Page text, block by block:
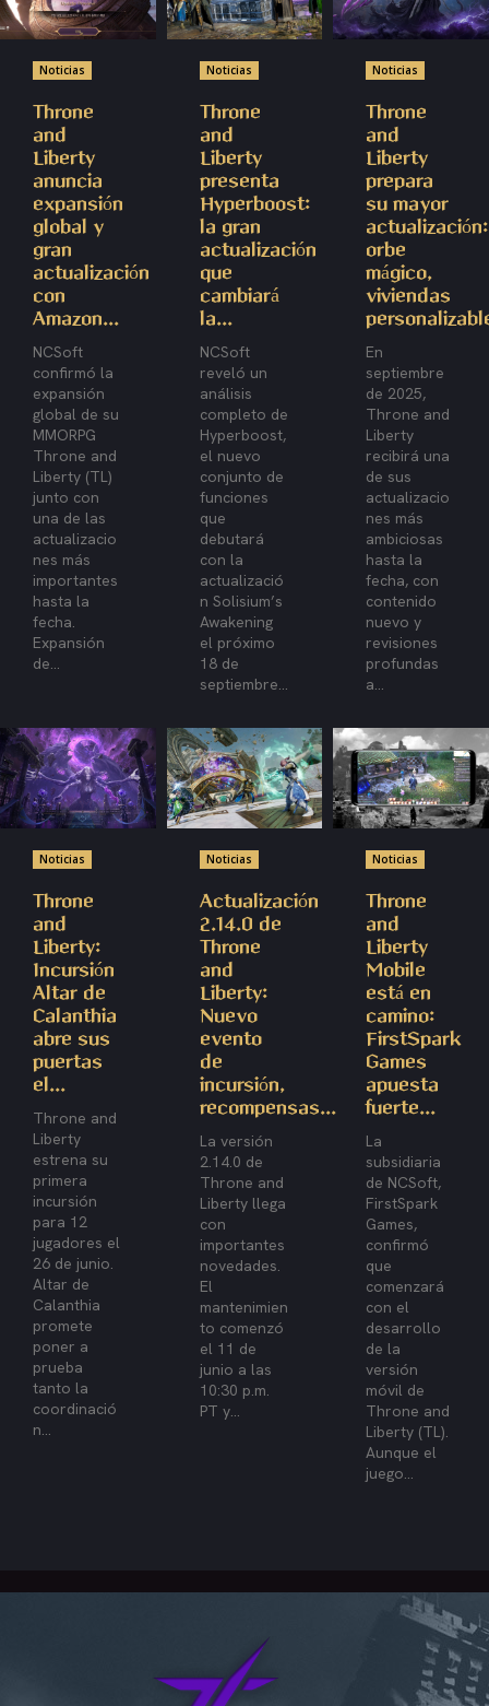
Noticias
Throne
and
Liberty
anuncia
expansión
global y
gran
actualización
con
Amazon...
NCSoft
confirmó la
expansión
global de su
MMORPG
Throne and
Liberty (TL)
junto con
una de las
actualizacio
nes más
importantes
hasta la
fecha.
Expansión
de...
Noticias
Throne
and
Liberty
presenta
Hyperboost:
la gran
actualización
que
cambiará
la...
NCSoft
reveló un
análisis
completo de
Hyperboost,
el nuevo
conjunto de
funciones
que
debutará
con la
actualizació
n Solisium’s
Awakening
el próximo
18 de
septiembre...
Noticias
Throne
and
Liberty
prepara
su mayor
actualización:
orbe
mágico,
viviendas
En
septiembre
de 2025,
Throne and
Liberty
recibirá una
de sus
actualizacio
nes más
ambiciosas
hasta la
fecha, con
contenido
nuevo y
revisiones
profundas
a...
Noticias
Throne
and
Liberty:
Incursión
Altar de
Calanthia
abre sus
puertas
el...
Throne and
Liberty
estrena su
primera
incursión
para 12
jugadores el
26 de junio.
Altar de
Calanthia
promete
poner a
prueba
tanto la
coordinació
n...
Noticias
Actualización
2.14.0 de
Throne
and
Liberty:
Nuevo
evento
de
incursión,
recompensas...
La versión
2.14.0 de
Throne and
Liberty llega
con
importantes
novedades.
El
mantenimien
to comenzó
el 11 de
junio a las
10:30 p.m.
PT y...
Noticias
Throne
and
Liberty
Mobile
está en
camino:
FirstSpark
Games
apuesta
fuerte...
La
subsidiaria
de NCSoft,
FirstSpark
Games,
confirmó
que
comenzará
con el
desarrollo
de la
versión
móvil de
Throne and
Liberty (TL).
Aunque el
juego...